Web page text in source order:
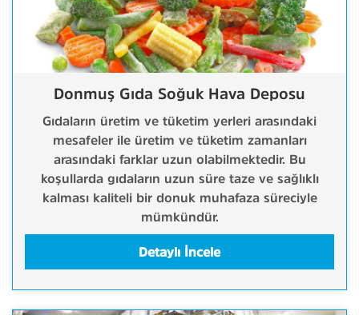
Donmuş Gıda Soğuk Hava Deposu
Gıdaların üretim ve tüketim yerleri arasındaki
mesafeler ile üretim ve tüketim zamanları
arasındaki farklar uzun olabilmektedir. Bu
koşullarda gıdaların uzun süre taze ve sağlıklı
kalması kaliteli bir donuk muhafaza süreciyle
mümkündür.
Detaylı İncele